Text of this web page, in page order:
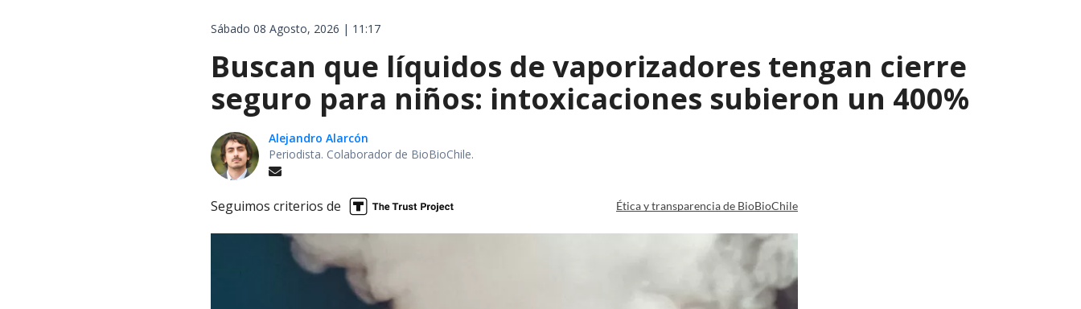
Sábado 08 Agosto, 2026 | 11:17
Buscan que líquidos de vaporizadores tengan cierre
seguro para niños: intoxicaciones subieron un 400%
Alejandro Alarcón
Periodista. Colaborador de BioBioChile.
Seguimos criterios de Ética y transparencia de BioBioChile